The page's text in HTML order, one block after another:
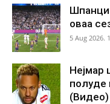
оваа
5 Aug 2026.
Нејмар
полуде
(Видео)